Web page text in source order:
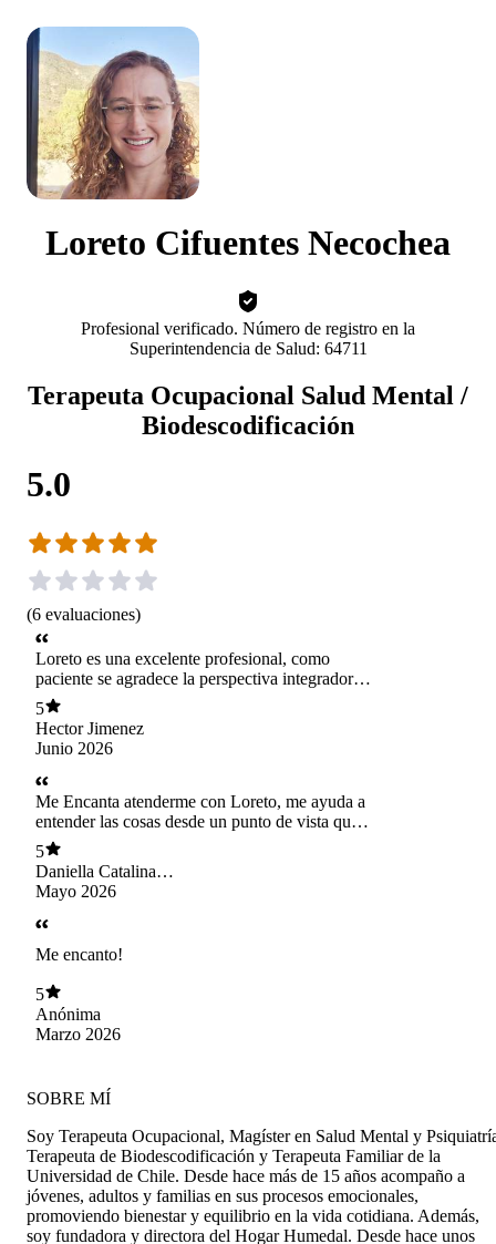
Loreto Cifuentes Necochea
Profesional verificado. Número de registro en la
Superintendencia de Salud: 64711
Terapeuta Ocupacional Salud Mental /
Biodescodificación
5.0
(6 evaluaciones)
Loreto es una excelente profesional, como
paciente se agradece la perspectiva integradora
que ofrece en cada sesión, asi como la paciencia
e inteligencia emocional con la que cuenta al
navegar las emociones, sin llegar a ser insistente
pero tampoco condescendiente. Agradecido por
las herramientas que me ha brindado durante el
tratamiento. ☯
5
Hector Jimenez
Junio 2026
Me Encanta atenderme con Loreto, me ayuda a
entender las cosas desde un punto de vista que
yo no he visto
5
Daniella Catalina
Alberti Navarro
Mayo 2026
Me encanto!
5
Anónima
Marzo 2026
SOBRE MÍ
Soy Terapeuta Ocupacional, Magíster en Salud Mental y
Terapeuta de Biodescodificación y Terapeuta Familiar de la
Universidad de Chile. Desde hace más de 15 años acompaño a
jóvenes, adultos y familias en sus procesos emocionales,
promoviendo bienestar y equilibrio en la vida cotidiana. Además,
soy fundadora y directora del Hogar Humedal. Desde hace unos